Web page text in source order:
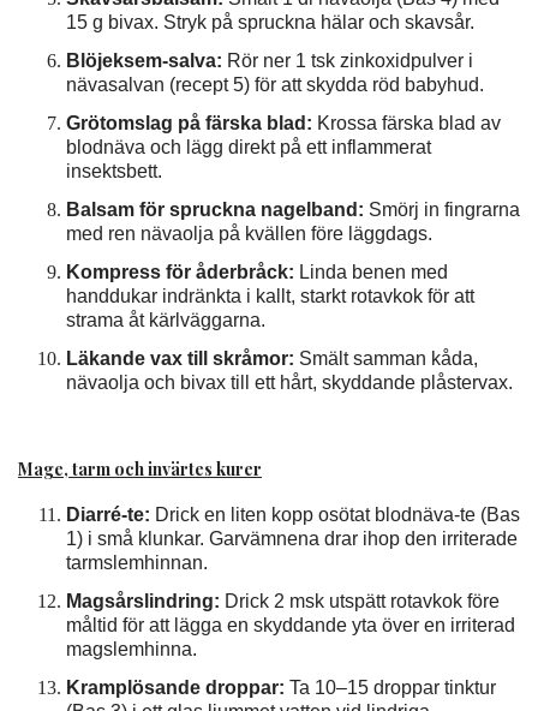
15 g bivax. Stryk på spruckna hälar och skavsår.
Blöjeksem-salva: Rör ner 1 tsk zinkoxidpulver i
nävasalvan (recept 5) för att skydda röd babyhud.
Grötomslag på färska blad: Krossa färska blad av
blodnäva och lägg direkt på ett inflammerat
insektsbett.
Balsam för spruckna nagelband: Smörj in fingrarna
med ren nävaolja på kvällen före läggdags.
Kompress för åderbråck: Linda benen med
handdukar indränkta i kallt, starkt rotavkok för att
strama åt kärlväggarna.
Läkande vax till skråmor: Smält samman kåda,
nävaolja och bivax till ett hårt, skyddande plåstervax.
Mage, tarm och invärtes kurer
Diarré-te: Drick en liten kopp osötat blodnäva-te (Bas
1) i små klunkar. Garvämnena drar ihop den irriterade
tarmslemhinnan.
Magsårslindring: Drick 2 msk utspätt rotavkok före
måltid för att lägga en skyddande yta över en irriterad
magslemhinna.
Kramplösande droppar: Ta 10–15 droppar tinktur